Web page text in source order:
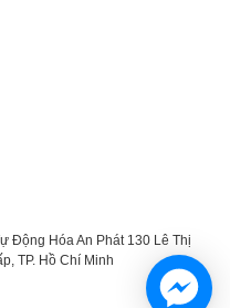
Động Hóa An Phát 130 Lê Thị
TP. Hồ Chí Minh